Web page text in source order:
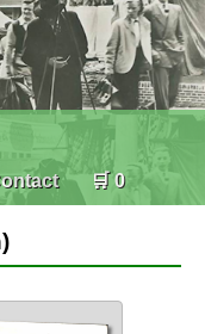
🛒 0